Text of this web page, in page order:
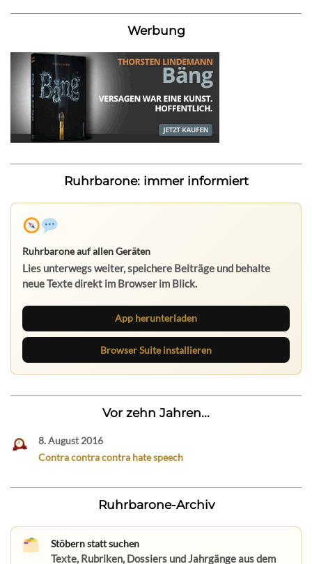
Werbung
Ruhrbarone: immer informiert
Ruhrbarone auf allen Geräten
Lies unterwegs weiter, speichere Beiträge und behalte
neue Texte direkt im Browser im Blick.
App herunterladen
Browser Suite installieren
Vor zehn Jahren...
8. August 2016
Contra contra contra hate speech
Ruhrbarone-Archiv
Stöbern statt suchen
Texte, Rubriken, Dossiers und Jahrgänge aus dem